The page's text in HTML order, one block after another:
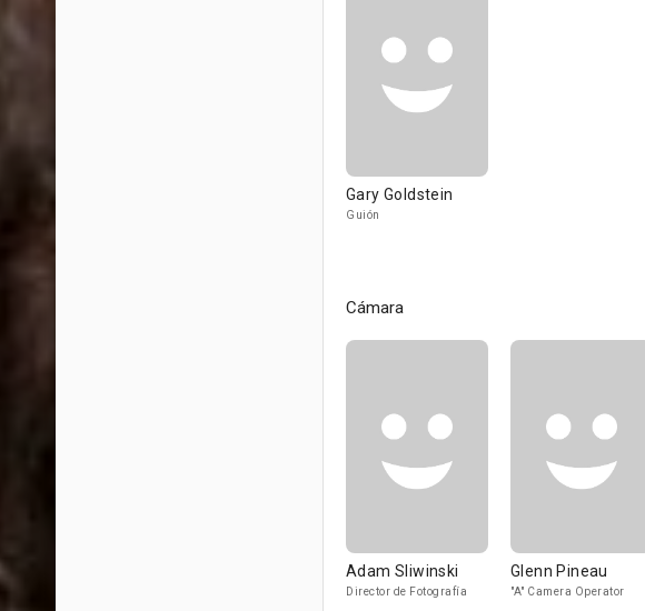
Gary Goldstein
Guión
Cámara
Adam Sliwinski
Director de Fotografía
Glenn Pineau
"A" Camera Operator